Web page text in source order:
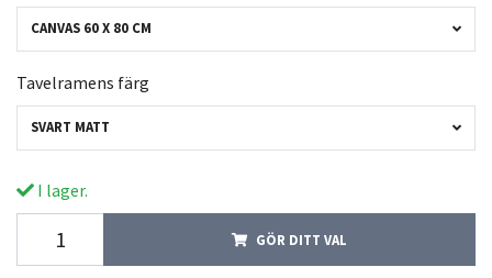
CANVAS 60 X 80 CM
Tavelramens färg
SVART MATT
I lager.
GÖR DITT VAL